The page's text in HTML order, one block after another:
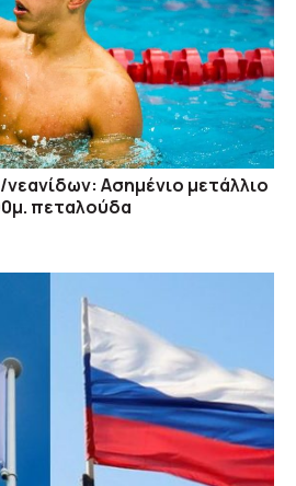
Ασημένιο μετάλλιο
πεταλούδα